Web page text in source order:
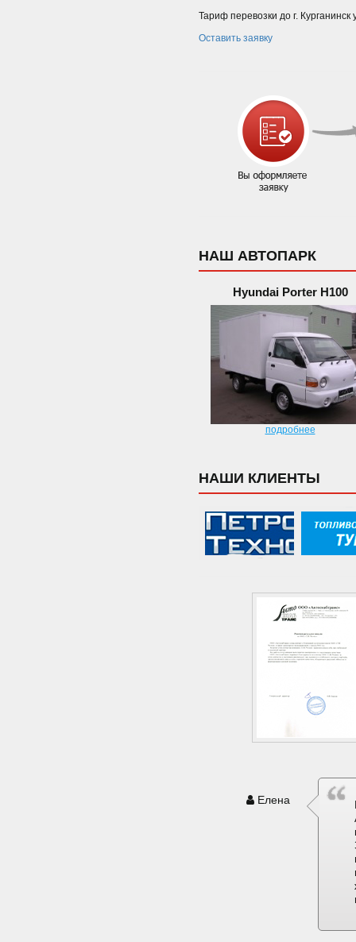
Тариф перевозки до г.
Оставить заявку
НАШ АВТОПАРК
Hyundai Porter H100
подробнее
НАШИ КЛИЕНТЫ
Елена